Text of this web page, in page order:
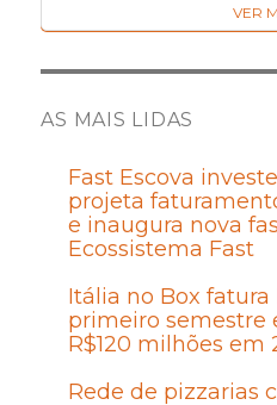
VER
AS MAIS LIDAS
Fast Escova
projeta
e inaugura nova
Ecossistema Fast
Itália no Box
primeiro semestre
R$120 milhões em
Rede de pizzarias